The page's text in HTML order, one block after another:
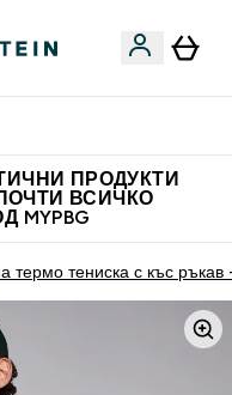
ПРОДУКТИ
ВСИЧКО
MYPBG
термо тениска с къс ръкав